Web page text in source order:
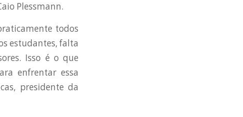
Plessmann.
todos
estudantes, falta
Isso é o que
enfrentar essa
presidente da